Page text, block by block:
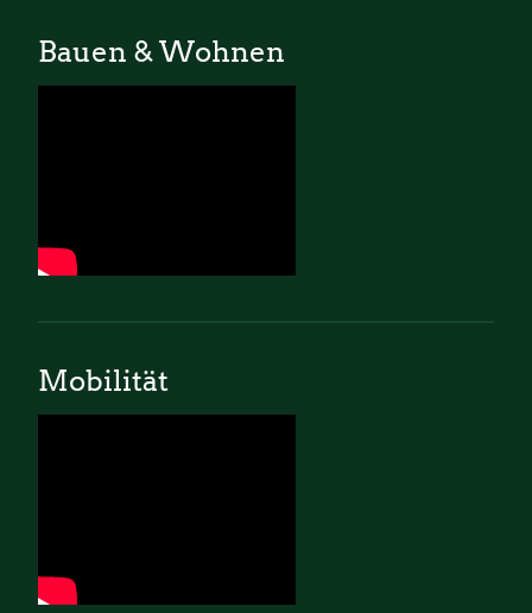
Bauen & Wohnen
Mobilität